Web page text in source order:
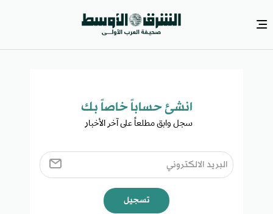
انشئ حساباً خاصاً بك​
سجل وابق مطلعاً على آخر الأخبار ​
تسجيل